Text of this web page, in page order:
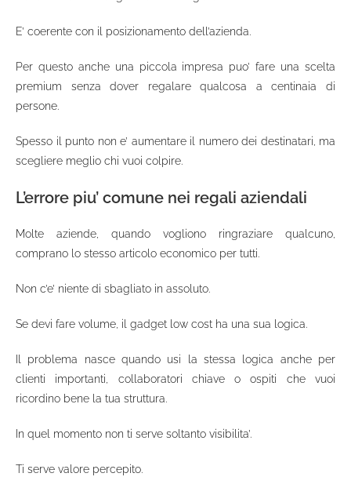
E’ coerente con il posizionamento dell’azienda.
Per questo anche una piccola impresa puo’ fare una scelta
premium senza dover regalare qualcosa a centinaia di
persone.
Spesso il punto non e’ aumentare il numero dei destinatari, ma
scegliere meglio chi vuoi colpire.
L’errore piu’ comune nei regali aziendali
Molte aziende, quando vogliono ringraziare qualcuno,
comprano lo stesso articolo economico per tutti.
Non c’e’ niente di sbagliato in assoluto.
Se devi fare volume, il gadget low cost ha una sua logica.
Il problema nasce quando usi la stessa logica anche per
clienti importanti, collaboratori chiave o ospiti che vuoi
ricordino bene la tua struttura.
In quel momento non ti serve soltanto visibilita’.
Ti serve valore percepito.